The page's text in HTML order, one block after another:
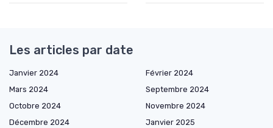
Les articles par date
Janvier 2024
Février 2024
Mars 2024
Septembre 2024
Octobre 2024
Novembre 2024
Décembre 2024
Janvier 2025